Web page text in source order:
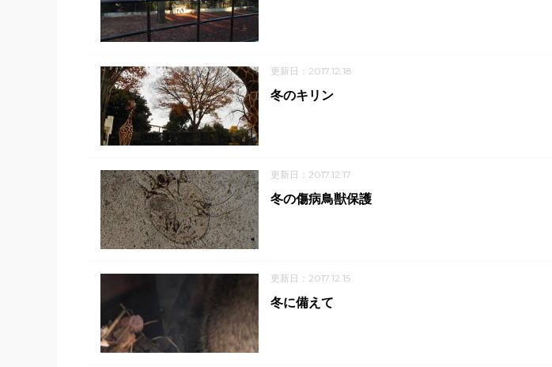
更新日：2017.12.18
冬のキリン
更新日：2017.12.17
冬の傷病鳥獣保護
更新日：2017.12.15
冬に備えて